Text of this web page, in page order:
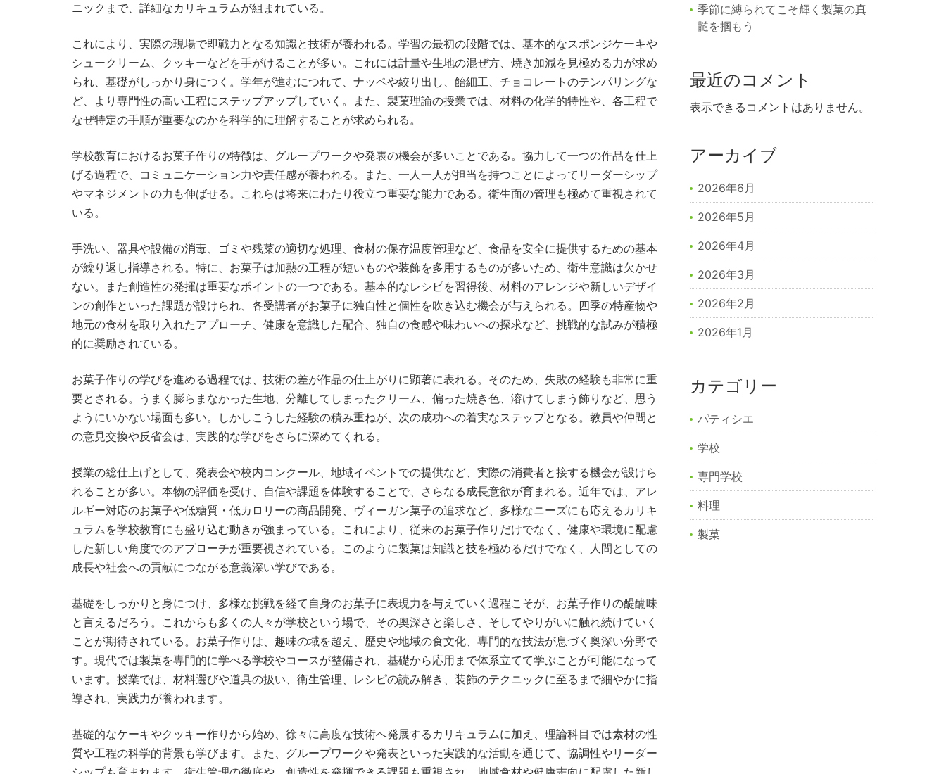
ニックまで、詳細なカリキュラムが組まれている。
これにより、実際の現場で即戦力となる知識と技術が養われる。学習の最初の段階では、基本的なスポンジケーキや
シュークリーム、クッキーなどを手がけることが多い。これには計量や生地の混ぜ方、焼き加減を見極める力が求め
られ、基礎がしっかり身につく。学年が進むにつれて、ナッペや絞り出し、飴細工、チョコレートのテンパリングな
ど、より専門性の高い工程にステップアップしていく。また、製菓理論の授業では、材料の化学的特性や、各工程で
なぜ特定の手順が重要なのかを科学的に理解することが求められる。
学校教育におけるお菓子作りの特徴は、グループワークや発表の機会が多いことである。協力して一つの作品を仕上
げる過程で、コミュニケーション力や責任感が養われる。また、一人一人が担当を持つことによってリーダーシップ
やマネジメントの力も伸ばせる。これらは将来にわたり役立つ重要な能力である。衛生面の管理も極めて重視されて
いる。
手洗い、器具や設備の消毒、ゴミや残菜の適切な処理、食材の保存温度管理など、食品を安全に提供するための基本
が繰り返し指導される。特に、お菓子は加熱の工程が短いものや装飾を多用するものが多いため、衛生意識は欠かせ
ない。また創造性の発揮は重要なポイントの一つである。基本的なレシピを習得後、材料のアレンジや新しいデザイ
ンの創作といった課題が設けられ、各受講者がお菓子に独自性と個性を吹き込む機会が与えられる。四季の特産物や
地元の食材を取り入れたアプローチ、健康を意識した配合、独自の食感や味わいへの探求など、挑戦的な試みが積極
的に奨励されている。
お菓子作りの学びを進める過程では、技術の差が作品の仕上がりに顕著に表れる。そのため、失敗の経験も非常に重
要とされる。うまく膨らまなかった生地、分離してしまったクリーム、偏った焼き色、溶けてしまう飾りなど、思う
ようにいかない場面も多い。しかしこうした経験の積み重ねが、次の成功への着実なステップとなる。教員や仲間と
の意見交換や反省会は、実践的な学びをさらに深めてくれる。
授業の総仕上げとして、発表会や校内コンクール、地域イベントでの提供など、実際の消費者と接する機会が設けら
れることが多い。本物の評価を受け、自信や課題を体験することで、さらなる成長意欲が育まれる。近年では、アレ
ルギー対応のお菓子や低糖質・低カロリーの商品開発、ヴィーガン菓子の追求など、多様なニーズにも応えるカリキ
ュラムを学校教育にも盛り込む動きが強まっている。これにより、従来のお菓子作りだけでなく、健康や環境に配慮
した新しい角度でのアプローチが重要視されている。このように製菓は知識と技を極めるだけでなく、人間としての
成長や社会への貢献につながる意義深い学びである。
基礎をしっかりと身につけ、多様な挑戦を経て自身のお菓子に表現力を与えていく過程こそが、お菓子作りの醍醐味
と言えるだろう。これからも多くの人々が学校という場で、その奥深さと楽しさ、そしてやりがいに触れ続けていく
ことが期待されている。お菓子作りは、趣味の域を超え、歴史や地域の食文化、専門的な技法が息づく奥深い分野で
す。現代では製菓を専門的に学べる学校やコースが整備され、基礎から応用まで体系立てて学ぶことが可能になって
います。授業では、材料選びや道具の扱い、衛生管理、レシピの読み解き、装飾のテクニックに至るまで細やかに指
導され、実践力が養われます。
基礎的なケーキやクッキー作りから始め、徐々に高度な技術へ発展するカリキュラムに加え、理論科目では素材の性
質や工程の科学的背景も学びます。また、グループワークや発表といった実践的な活動を通じて、協調性やリーダー
季節に縛られてこそ輝く製菓の真
髄を掴もう
最近のコメント
表示できるコメントはありません。
アーカイブ
2026年6月
2026年5月
2026年4月
2026年3月
2026年2月
2026年1月
カテゴリー
パティシエ
学校
専門学校
料理
製菓